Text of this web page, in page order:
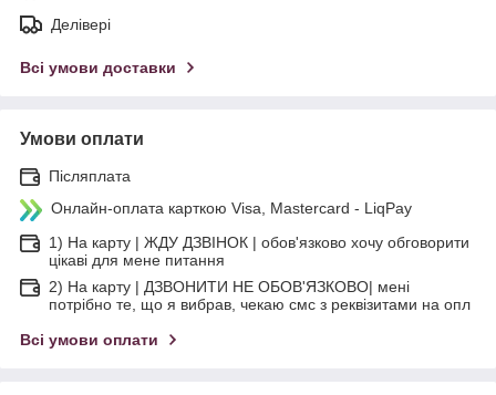
Делівері
Всі умови доставки
Умови оплати
Післяплата
Онлайн-оплата карткою Visa, Mastercard - LiqPay
1) На карту | ЖДУ ДЗВІНОК | обов'язково хочу обговорити
цікаві для мене питання
2) На карту | ДЗВОНИТИ НЕ ОБОВ'ЯЗКОВО| мені
потрібно те, що я вибрав, чекаю смс з реквізитами на опл
Всі умови оплати